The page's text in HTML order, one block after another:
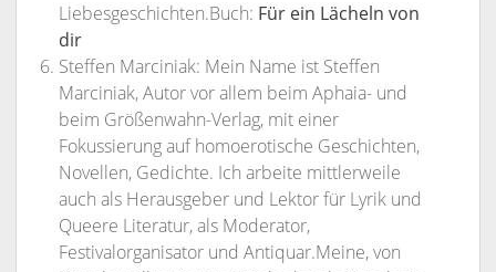
Liebesgeschichten.Buch: Für ein Lächeln von
dir
Steffen Marciniak: Mein Name ist Steffen
Marciniak, Autor vor allem beim Aphaia- und
beim Größenwahn-Verlag, mit einer
Fokussierung auf homoerotische Geschichten,
Novellen, Gedichte. Ich arbeite mittlerweile
auch als Herausgeber und Lektor für Lyrik und
Queere Literatur, als Moderator,
Festivalorganisator und Antiquar.Meine, von